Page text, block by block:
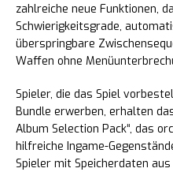
zahlreiche neue Funktionen,
Schwierigkeitsgrade,
überspringbare
Waffen ohne
Spieler, die das Spiel
Bundle erwerben, erhalten
Album Selection Pack“, das
hilfreiche Ingame-
Spieler mit Speicherdaten